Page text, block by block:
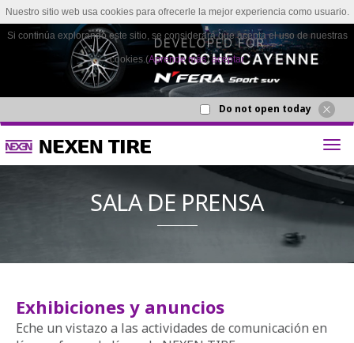
Nuestro sitio web usa cookies para ofrecerle la mejor experiencia como usuario.
Si continúa explorando este sitio, se considerará que acepta el uso de nuestras
cookies.(Aprende más)aceptar
Do not open today
Exhibiciones y anuncios
Eche un vistazo a las actividades de comunicación en